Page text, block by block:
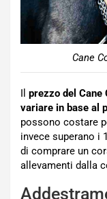
Cane
Il prezzo del Cane
variare in base al
possono costare
invece superano i
di comprare un
allevamenti dalla